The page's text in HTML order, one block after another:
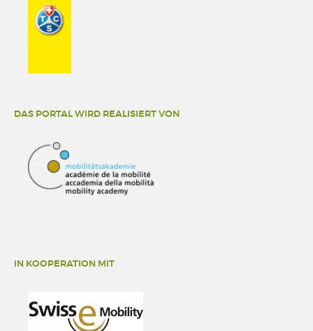
DAS PORTAL WIRD REALISIERT VON
IN KOOPERATION MIT